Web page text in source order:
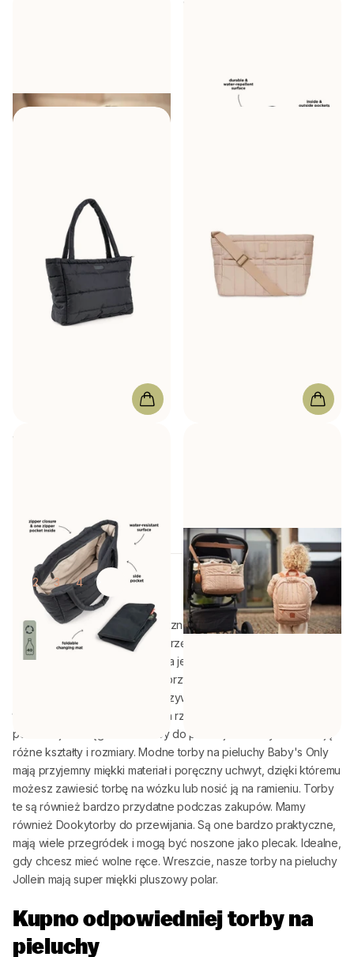
212,00 zł
2 3 4
Torba na pieluchy to coś poręcznego, czego nie powinno
zabraknąć w Twojej kolekcji sprzętu dziecięcego. Kiedy
wybierasz się na wakacje lub na jednodniową wycieczkę, torba
na pieluchy może być bardzo przydatna. Możesz w niej umieścić
wszelkiego rodzaju rzeczy. Oczywiście nie tylko pieluszki, ale
także wiele innych przydatnych rzeczy, których Twoje dziecko
potrzebuje w ciągu dnia. Torby do przewijania
różne kształty i rozmiary. Modne torby na pieluchy Baby's Only
mają przyjemny miękki materiał i poręczny uchwyt, dzięki któremu
możesz zawiesić torbę na wózku lub nosić ją na ramieniu. Torby
te są również bardzo przydatne podczas zakupów. Mamy
również Dookytorby do przewijania. Są one bardzo praktyczne,
mają wiele przegródek i mogą być noszone jako plecak. Idealne,
gdy chcesz mieć wolne ręce. Wreszcie, nasze torby na pieluchy
Jollein mają super miękki pluszowy polar.
Kupno odpowiedniej torby na
pieluchy